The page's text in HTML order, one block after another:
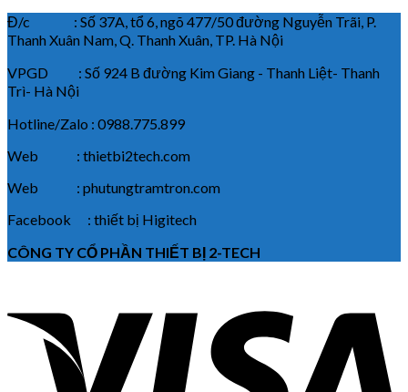
Đ/c : Số 37A, tổ 6, ngõ 477/50 đường Nguyễn Trãi, P.
Thanh Xuân Nam, Q. Thanh Xuân, TP. Hà Nội
VPGD : Số 924 B đường Kim Giang - Thanh Liệt- Thanh
Trì- Hà Nội
Hotline/Zalo : 0988.775.899
Web : thietbi2tech.com
Web : phutungtramtron.com
Facebook : thiết bị Higitech
CÔNG TY CỔ PHẦN THIẾT BỊ 2-TECH